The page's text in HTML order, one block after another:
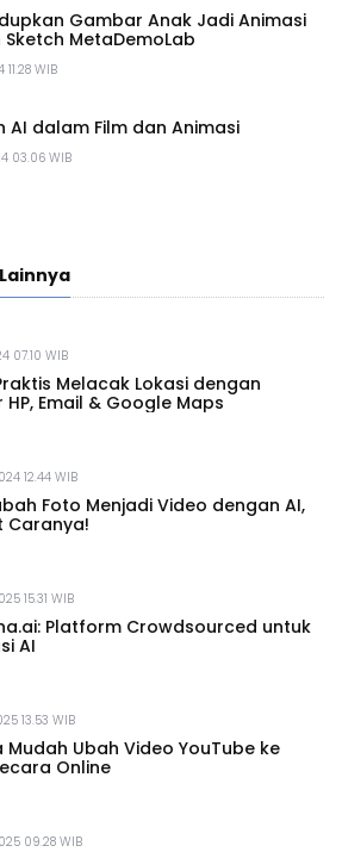
WIB
Gambar Anak Jadi Animasi
MetaDemoLab
03.06 WIB
AI dalam Film dan Animasi
07.10 WIB
Melacak Lokasi dengan
HP, Email & Google Maps
12.44 WIB
Foto Menjadi Video dengan AI,
Caranya!
15.31 WIB
Platform Crowdsourced untuk
AI
13.53 WIB
Mudah Ubah Video YouTube ke
Online
09.28 WIB